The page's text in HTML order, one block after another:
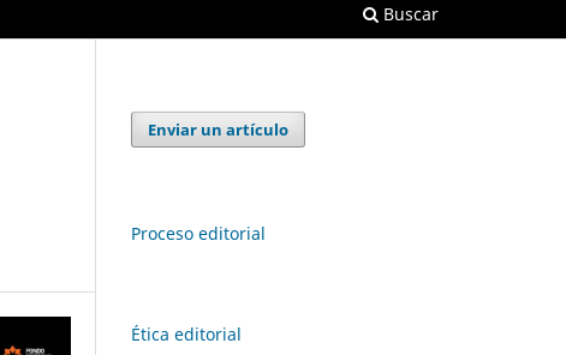
Buscar
Enviar un artículo
Proceso editorial
Ética editorial